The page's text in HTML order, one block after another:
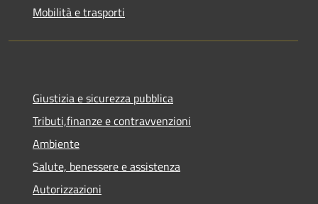
Mobilità e trasporti
Giustizia e sicurezza pubblica
Tributi,finanze e contravvenzioni
Ambiente
Salute, benessere e assistenza
Autorizzazioni